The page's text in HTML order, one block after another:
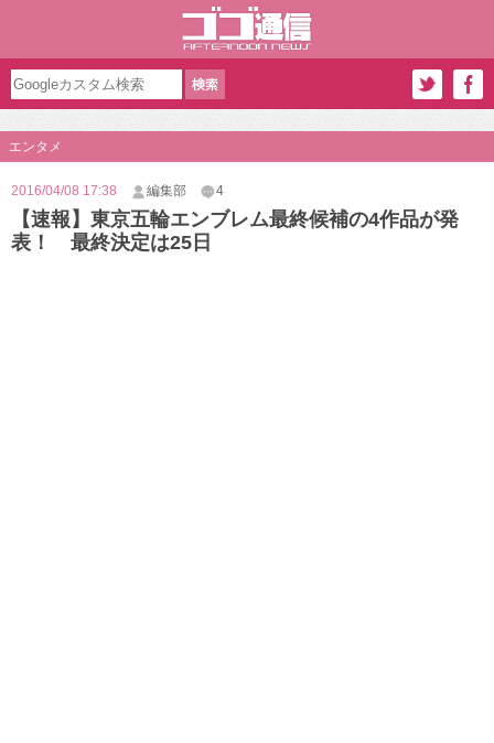
エンタメ
2016/04/08 17:38 編集部 4
【速報】東京五輪エンブレム最終候補の4作品が発
表！ 最終決定は25日